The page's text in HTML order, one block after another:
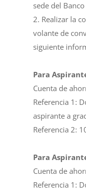
sede del
2. Realizar la
volante de
siguiente
Para
Cuenta de
Referencia 1:
aspirante a
Referencia 2:
Para
Cuenta de
Referencia 1: